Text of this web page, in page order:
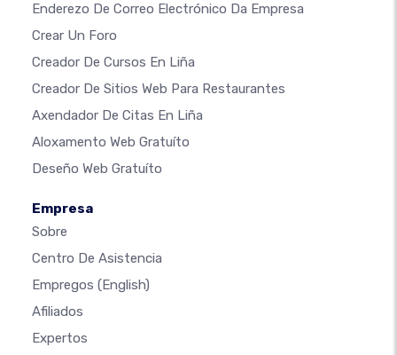
Enderezo De Correo Electrónico Da Empresa
Crear Un Foro
Creador De Cursos En Liña
Creador De Sitios Web Para Restaurantes
Axendador De Citas En Liña
Aloxamento Web Gratuíto
Deseño Web Gratuíto
Empresa
Sobre
Centro De Asistencia
Empregos (English)
Afiliados
Expertos